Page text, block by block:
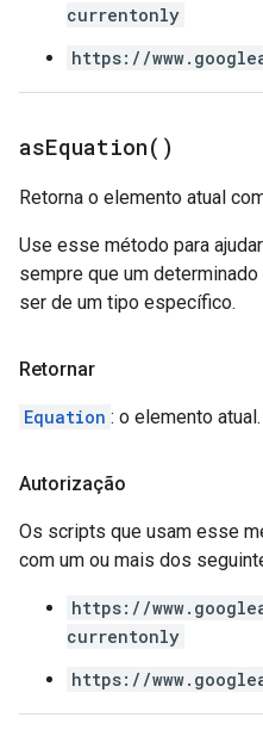
currentonly
https://
asEquation( )
Retorna o elemento atual
Use esse método para
sempre que um
ser de um tipo específico.
Retornar
Equation : o elemento atual.
Autorização
Os scripts que usam esse
com um ou mais dos
https://
currentonly
https://